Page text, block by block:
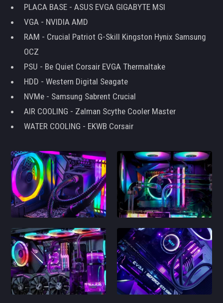
PLACA BASE - ASUS EVGA GIGABYTE MSI
VGA - NVIDIA AMD
RAM - Crucial Patriot G-Skill Kingston Hynix Samsung
OCZ
PSU - Be Quiet Corsair EVGA Thermaltake
HDD - Western Digital Seagate
NVMe - Samsung Sabrent Crucial
AIR COOLING - Zalman Scythe Cooler Master
WATER COOLING - EKWB Corsair